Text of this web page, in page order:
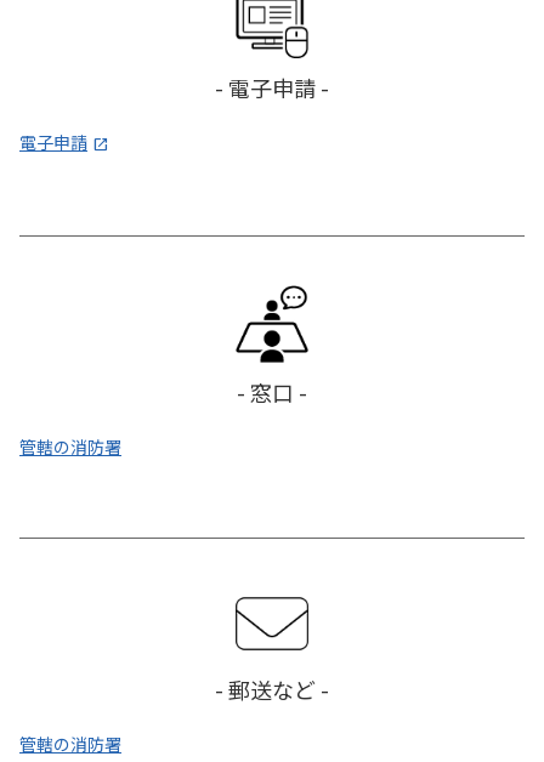
- 電子申請 -
電子申請
- 窓口 -
管轄の消防署
- 郵送など -
管轄の消防署